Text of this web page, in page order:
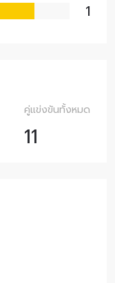
1
คู่แข่งขันทั้งหมด
11